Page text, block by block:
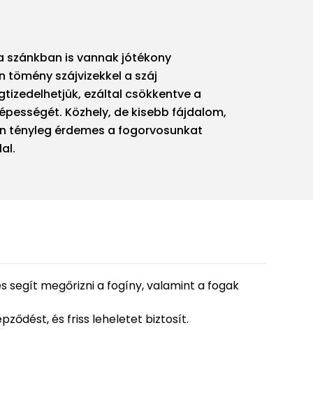
szánkban is vannak jótékony
szájvizekkel a száj
ezáltal csökkentve a
Közhely, de kisebb fájdalom,
tényleg érdemes a fogorvosunkat
segít megőrizni a fogíny, valamint a fogak
és friss leheletet biztosít.